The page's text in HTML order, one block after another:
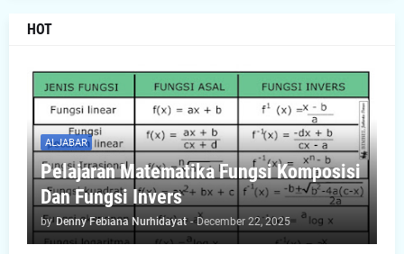
HOT
ALJABAR
Pelajaran Matematika Fungsi Komposisi
Dan Fungsi Invers
by Denny Febiana Nurhidayat - December 22, 2025